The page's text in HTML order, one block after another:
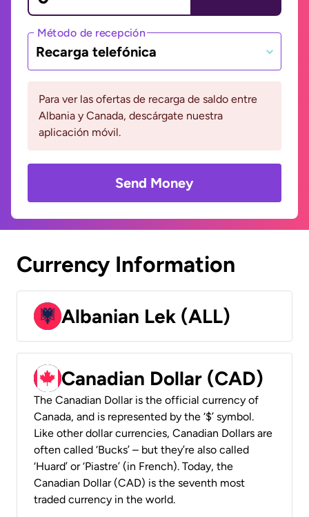
Método de recepción
Recarga telefónica
Para ver las ofertas de recarga de saldo entre
Albania y Canada, descárgate nuestra
aplicación móvil.
Send Money
Currency Information
Albanian Lek (ALL)
Canadian Dollar (CAD)
The Canadian Dollar is the official currency of
Canada, and is represented by the ‘$’ symbol.
Like other dollar currencies, Canadian Dollars are
often called ‘Bucks’ – but they’re also called
‘Huard’ or ‘Piastre’ (in French). Today, the
Canadian Dollar (CAD) is the seventh most
traded currency in the world.